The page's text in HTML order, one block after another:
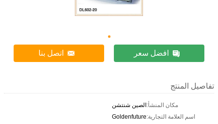
افضل سعر اتصل بنا
تفاصيل المنتج
مكان المنشأ:الصين شنتشن
اسم العلامة التجارية:Goldenfuture